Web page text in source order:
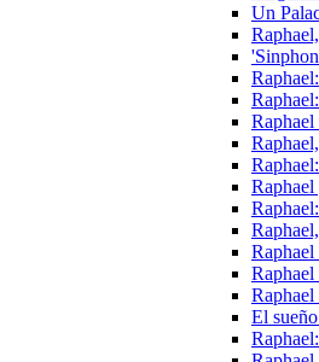
Un
Raphael
El